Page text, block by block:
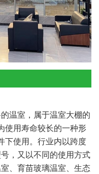
温室，属于温室大棚的
使用寿命较长的一种形
下使用。行业内以跨度
，又以不同的使用方式
、育苗玻璃温室、生态